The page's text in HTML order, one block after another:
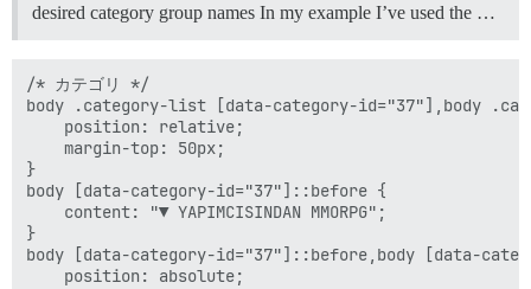
desired category group names In my example I’ve used the …
/* カテゴリ */
body .category-list [data-category-id="37"],body
    position: relative;
    margin-top: 50px;
}
body [data-category-id="37"]::before {
    content: "▼ YAPIMCISINDAN MMORPG";
}
body [data-category-id="37"]::before,body [data-
    position: absolute;